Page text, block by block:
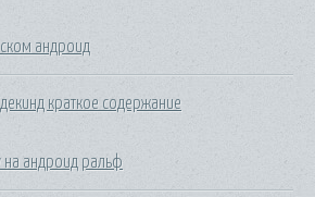
андроид
краткое содержание
на андроид ральф